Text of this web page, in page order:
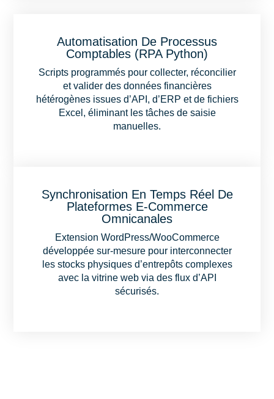
Automatisation De Processus
Comptables (RPA Python)
Scripts programmés pour collecter, réconcilier
et valider des données financières
hétérogènes issues d’API, d’ERP et de fichiers
Excel, éliminant les tâches de saisie
manuelles.
Synchronisation En Temps Réel De
Plateformes E-Commerce
Omnicanales
Extension WordPress/WooCommerce
développée sur-mesure pour interconnecter
les stocks physiques d’entrepôts complexes
avec la vitrine web via des flux d’API
sécurisés.